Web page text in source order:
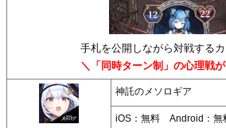
手札を公開しながら対戦する
＼「同時ターン制」の心理戦
神託のメソロギア
iOS：無料 Android：無